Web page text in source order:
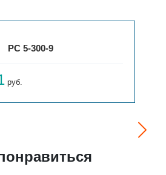
РС 5-300-9
руб.